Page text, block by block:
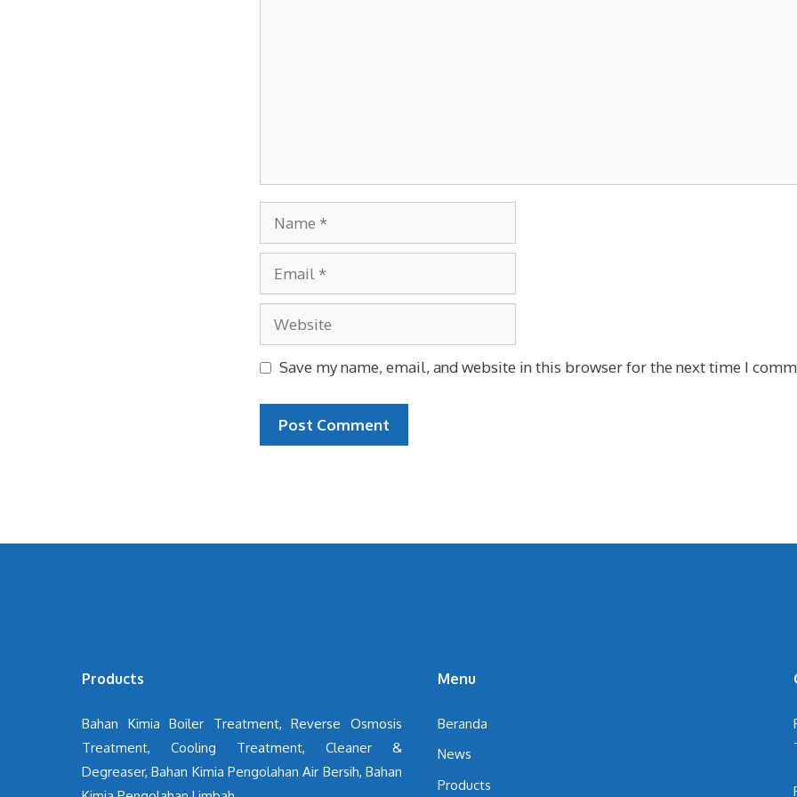
Save my name, email, and website in this browser for the next time I
Products
Bahan Kimia Boiler Treatment, Reverse Osmosis
Treatment, Cooling Treatment, Cleaner &
Degreaser, Bahan Kimia Pengolahan Air Bersih, Bahan
Menu
Beranda
News
Products